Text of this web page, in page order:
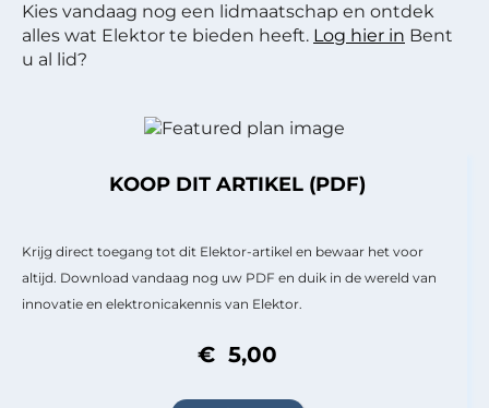
Kies vandaag nog een lidmaatschap en ontdek
alles wat Elektor te bieden heeft. Log hier in Bent
u al lid?
KOOP DIT ARTIKEL (PDF)
Krijg direct toegang tot dit Elektor-artikel en bewaar het voor
altijd. Download vandaag nog uw PDF en duik in de wereld van
innovatie en elektronicakennis van Elektor.
€ 5,00